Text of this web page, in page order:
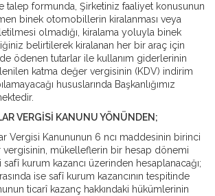
talep formunda, Şirketiniz faaliyet konusunun
binek otomobillerin kiralanması veya
olmadığı, kiralama yoluyla binek
belirtilerek kiralanan her bir araç için
ödenen tutarlar ile kullanım giderlerinin
katma değer vergisinin (KDV) indirim
hususlarında Başkanlığımız
VERGİSİ KANUNU YÖNÜNDEN;
Vergisi Kanununun 6 ncı maddesinin birinci
vergisinin, mükelleflerin bir hesap dönemi
kurum kazancı üzerinden hesaplanacağı;
ise safî kurum kazancının tespitinde
ticarî kazanç hakkındaki hükümlerinin